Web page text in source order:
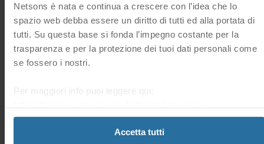
Netsons è nata e continua a crescere con l’idea che lo
spazio web debba essere un diritto di tutti ed alla portata di
tutti. Su questa base si fonda l’impegno costante per la
trasparenza e per la protezione dei tuoi dati personali come
se fossero i nostri.
Per maggiori info puoi leggere qui:
Accetta tutti
Dove visualizzo l’indirizzo IP del mio sito su cPanel?
L’indirizzo IP di un sito web è visualizzabile accedendo al
pannello di controllo cPanel > sezione Informazioni
Generali (in alto a destra).
Come gestisco i file con cPanel?
file del tuo servizio di hosting direttamente dal pannello di